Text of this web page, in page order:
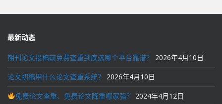
航
最新动态
期刊论文投稿前免费查重到底选哪个平台靠谱？ 2026年4月10日
论文初稿用什么论文查重系统？ 2026年4月10日
免费论文查重、免费论文降重哪家强？ 2024年4月12日